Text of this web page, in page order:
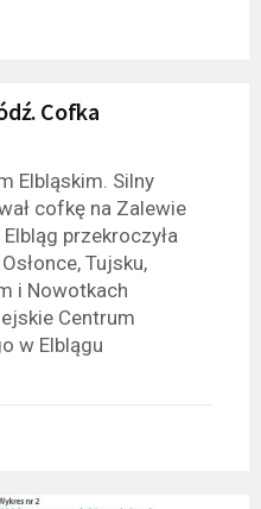
Cofka
Elbląskim. Silny
cofkę na Zalewie
przekroczyła
Tujsku,
i Nowotkach
Centrum
w Elblągu